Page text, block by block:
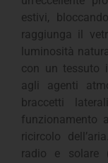
estivi,
raggiunga il
luminosità
con un tessuto
agli agenti
braccetti
funzionamento
ricircolo
radio e solare